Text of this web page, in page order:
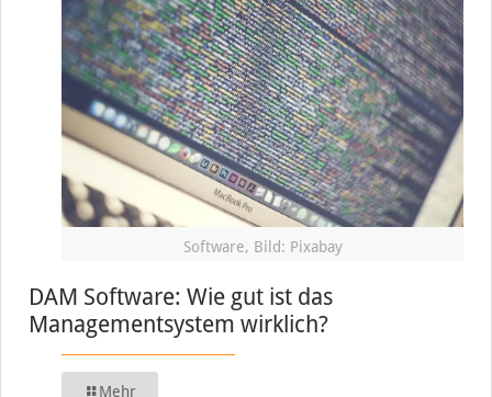
Software, Bild: Pixabay
DAM Software: Wie gut ist das
Managementsystem wirklich?
Mehr